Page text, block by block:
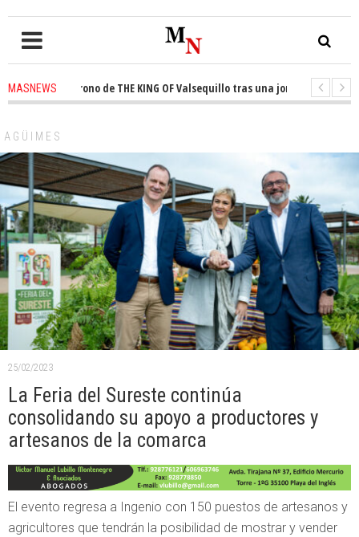
MASNEWS
el trono de THE KING OF Valsequillo tras una jornada de baloncesto
AGÜIMES
25/02/2023
La Feria del Sureste continúa
consolidando su apoyo a productores y
artesanos de la comarca
El evento regresa a Ingenio con 150 puestos de artesanos y
agricultores que tendrán la posibilidad de mostrar y vender